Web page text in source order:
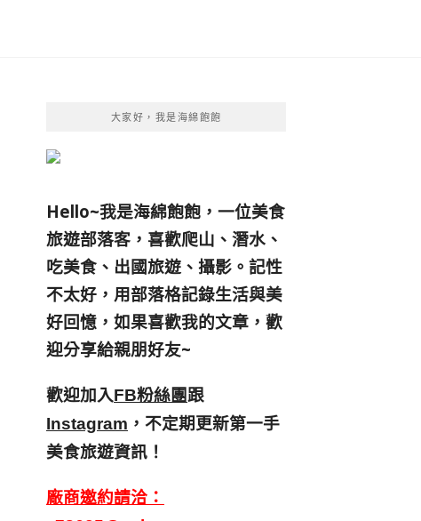
大家好，我是海綿飽飽
Hello~我是海綿飽飽，一位美食
旅遊部落客， 喜歡爬山、潛水、
吃美食、出國旅遊、攝影。 記性
不太好，用部落格記錄生活與美
好回憶， 如果喜歡我的文章，歡
迎分享給親朋好友~
歡迎加入FB粉絲團跟
Instagram ，不定期更新第一手
美食旅遊資訊！
廠商邀約請洽：